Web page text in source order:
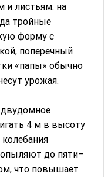
и листьям: на
тройные
форму с
поперечный
«папы» обычно
урожая.
4 м в высоту
до пяти–
что повышает